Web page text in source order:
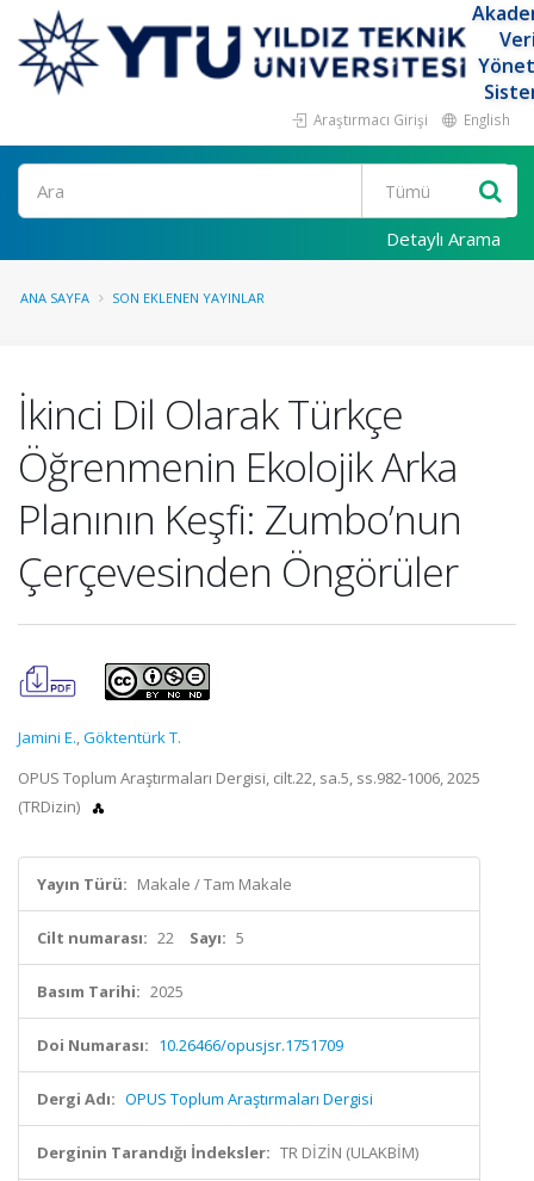
Araştırmacı Girişi English
Ara
Detaylı Arama
ANA SAYFA SON EKLENEN YAYINLAR
İkinci Dil Olarak Türkçe
Öğrenmenin Ekolojik Arka
Planının Keşfi: Zumbo’nun
Çerçevesinden Öngörüler
Jamini E.,Göktentürk T.
OPUS Toplum Araştırmaları Dergisi, cilt.22, sa.5, ss.982-1006, 2025
(TRDizin)
Yayın Türü: Makale / Tam Makale
Cilt numarası: 22 Sayı: 5
Basım Tarihi: 2025
Doi Numarası: 10.26466/opusjsr.1751709
Dergi Adı: OPUS Toplum Araştırmaları Dergisi
Derginin Tarandığı İndeksler: TR DİZİN (ULAKBİM)